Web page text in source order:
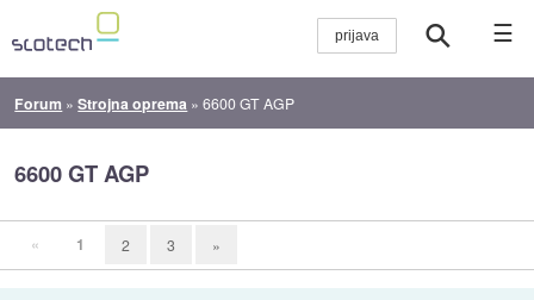
☰
Forum »Strojna oprema »6600 GT AGP
6600 GT AGP
« 1 2 3 »